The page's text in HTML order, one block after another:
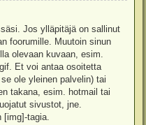
Jos ylläpitäjä on sallinut
foorumille. Muutoin sinun
olevaan kuvaan, esim.
Et voi antaa osoitetta
ole yleinen palvelin) tai
takana, esim. hotmail tai
sivustot, jne.
[img]-tagia.